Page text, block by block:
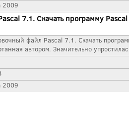
2009
7.1. Скачать программу
файл Pascal 7.1. Скачать
автором. Значительно
2009